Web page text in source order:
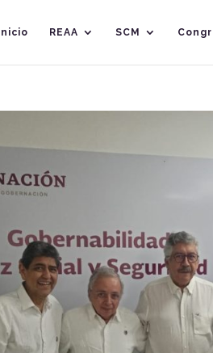
Inicio REAA SCM